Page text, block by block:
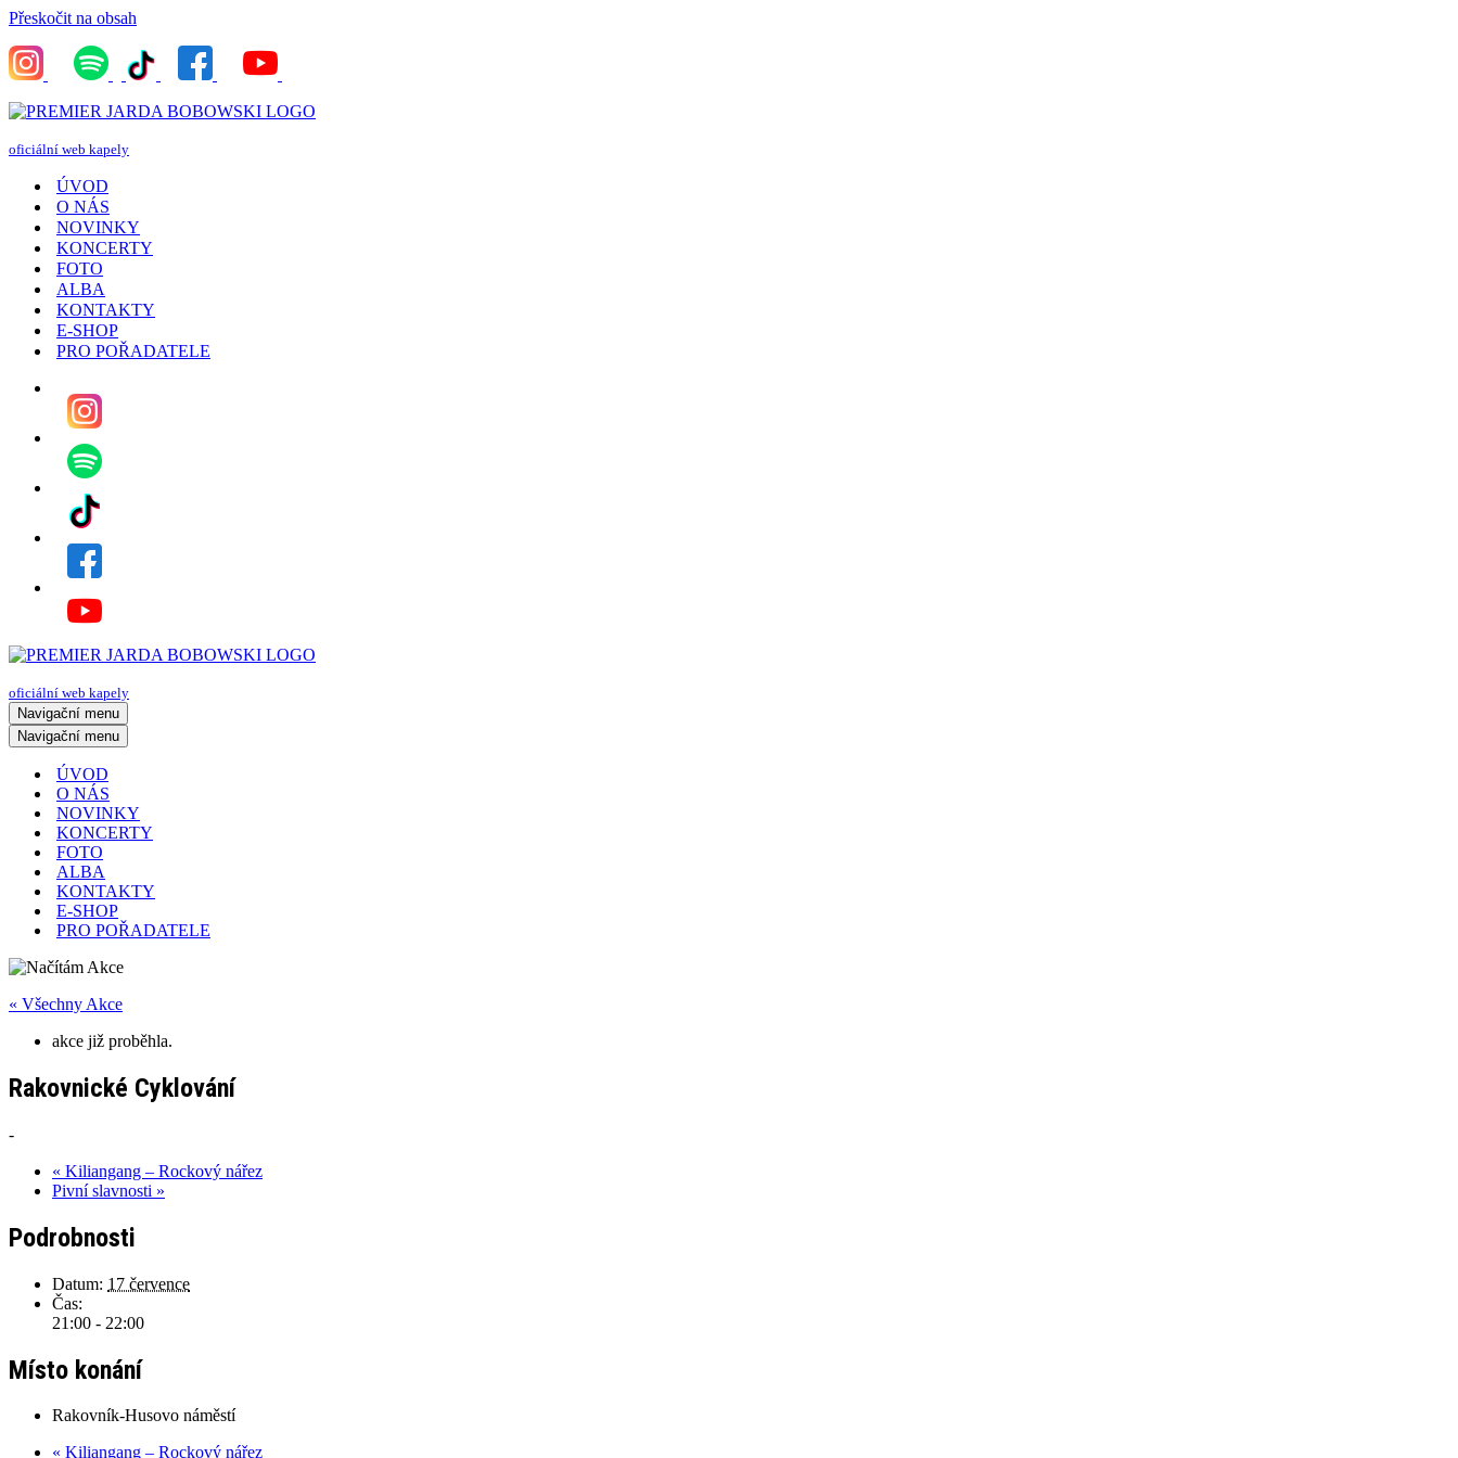
Přeskočit na obsah
oficiální web kapely
ÚVOD
O NÁS
NOVINKY
KONCERTY
FOTO
ALBA
KONTAKTY
E-SHOP
PRO POŘADATELE
oficiální web kapely
Navigační menu
Navigační menu
ÚVOD
O NÁS
NOVINKY
KONCERTY
FOTO
ALBA
KONTAKTY
E-SHOP
PRO POŘADATELE
« Všechny Akce
akce již proběhla.
Rakovnické Cyklování
-
« Kiliangang – Rockový nářez
Pivní slavnosti »
Podrobnosti
Datum: 17 července
Čas:
21:00 - 22:00
Místo konání
Rakovník-Husovo náměstí
« Kiliangang – Rockový nářez